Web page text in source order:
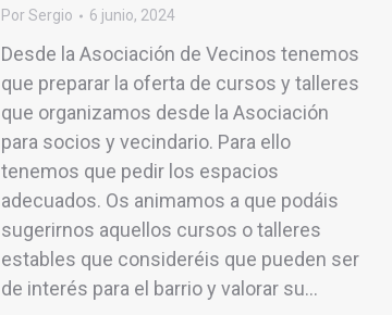
PorSergio 6 junio, 2024
Desde la Asociación de Vecinos tenemos
que preparar la oferta de cursos y talleres
que organizamos desde la Asociación
para socios y vecindario. Para ello
tenemos que pedir los espacios
adecuados. Os animamos a que podáis
sugerirnos aquellos cursos o talleres
estables que consideréis que pueden ser
de interés para el barrio y valorar su…